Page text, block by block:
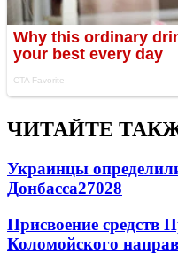
ЧИТАЙТЕ
Украинцы
Донбасса27028
Присвоение средств
Коломойского